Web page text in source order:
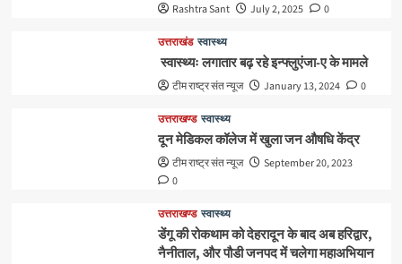
Rashtra Sant July 2, 2025 0
उत्तराखंड स्वास्थ्य
स्वास्थ्यः लगातार बढ़ रहे इन्फ्लुएंजा-ए के मामले
टीम राष्ट्र संत न्यूज January 13, 2024 0
उत्तराखण्ड स्वास्थ्य
दून मेडिकल कॉलेज में खुला जन औषधि केंद्र
टीम राष्ट्र संत न्यूज
September 20, 2023
0
उत्तराखण्ड स्वास्थ्य
डेंगू की रोकथाम को देहरादून के बाद अब हरिद्वार,
नैनीताल, और पौडी जनपद में चलेगा महाअभियान